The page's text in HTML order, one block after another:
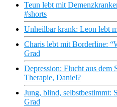
Teun lebt mit
#shorts
Unheilbar krank: Leon lebt
Charis lebt mit Borderline:
Grad
Depression: Flucht aus dem
Therapie, Daniel?
Jung, blind, selbstbestimmt:
Grad